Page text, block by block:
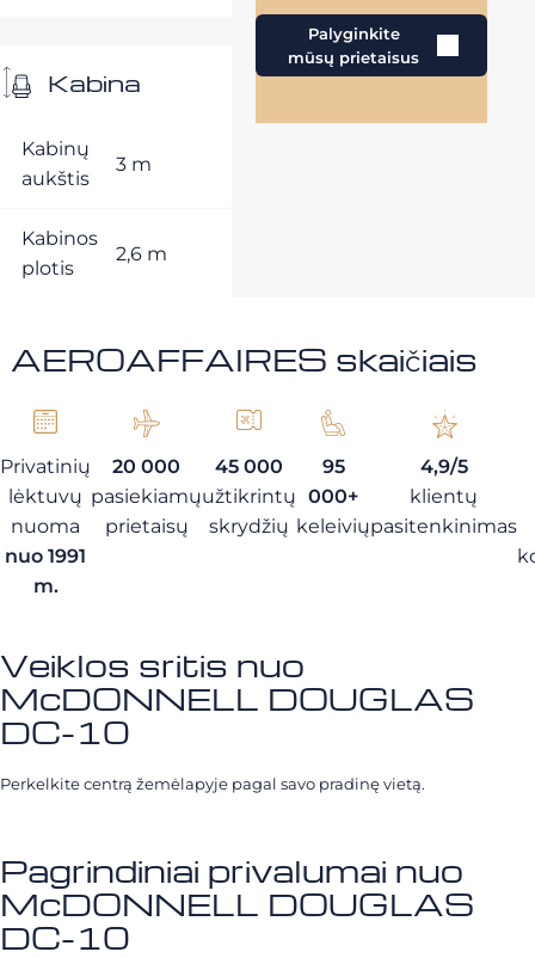
Kabina
Kabinų
aukštis
3 m
Kabinos
plotis
2,6 m
Palyginkite
mūsų prietaisus
AEROAFFAIRES skaičiais
Privatinių
lėktuvų
nuoma
nuo 1991
m.
20 000
pasiekiamų
prietaisų
45 000
užtikrintų
skrydžių
95
000+
keleivių
4,9/5
klientų
pasitenkinimas
Veiklos sritis nuo
McDONNELL DOUGLAS
DC-10
Perkelkite centrą žemėlapyje pagal savo pradinę vietą.
Pagrindiniai privalumai nuo
McDONNELL DOUGLAS
DC-10